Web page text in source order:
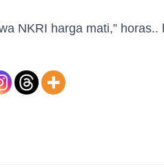
NKRI harga mati,”